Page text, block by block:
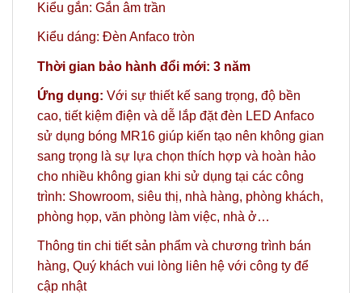
Kiểu gắn: Gắn âm trần
Kiểu dáng: Đèn Anfaco tròn
Thời gian bảo hành đổi mới: 3 năm
Ứng dụng: Với sự thiết kế sang trọng, độ bền
cao, tiết kiệm điện và dễ lắp đặt đèn LED Anfaco
sử dụng bóng MR16 giúp kiến tạo nên không gian
sang trọng là sự lựa chọn thích hợp và hoàn hảo
cho nhiều không gian khi sử dụng tại các công
trình: Showroom, siêu thị, nhà hàng, phòng khách,
phòng họp, văn phòng làm việc, nhà ở…
Thông tin chi tiết sản phẩm và chương trình bán
hàng, Quý khách vui lòng liên hệ với công ty để
cập nhật